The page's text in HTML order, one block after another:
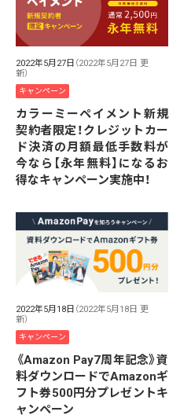
2022年5月27日 （2022年5月27日 更
新）
キャンペーン
カラーミーペイメント新規
契約者限定！クレジットカー
ド決済の月額最低手数料が
今なら【永年無料】になるお
得なキャンペーン実施中！
2022年5月18日 （2022年5月18日 更
新）
キャンペーン
《Amazon Pay7周年記念》資
料ダウンロードでAmazonギ
フト券500円分プレゼントキ
ャンペーン